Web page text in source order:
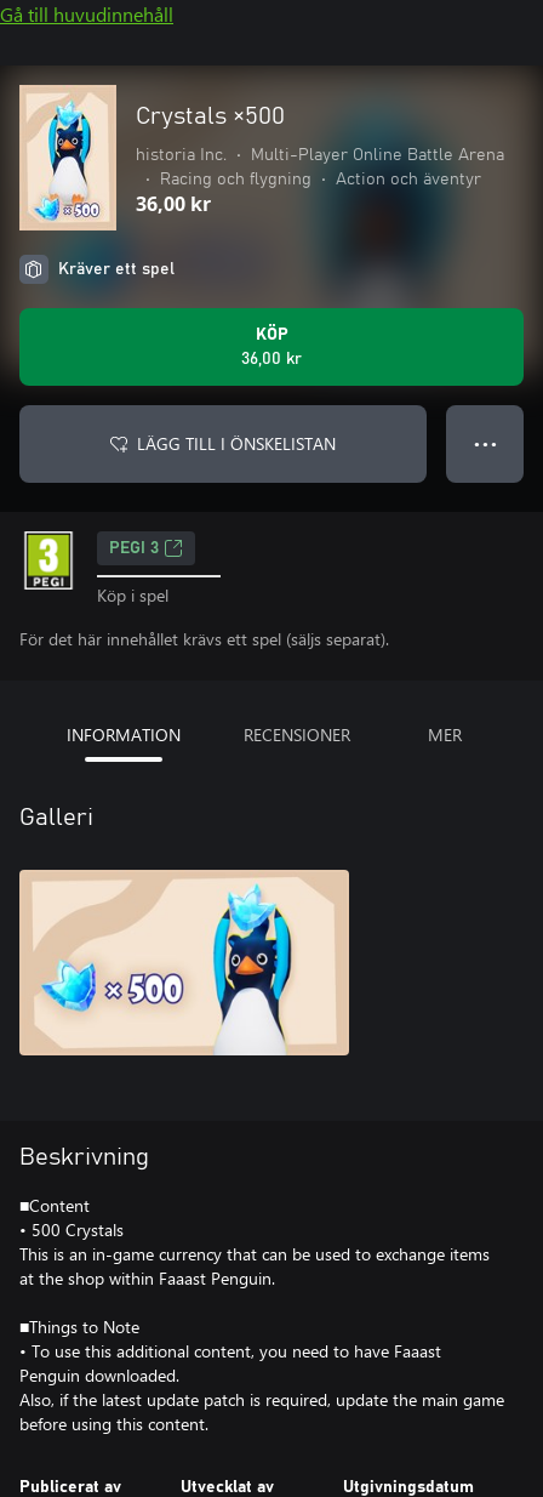
Gå till huvudinnehåll
Crystals ×500
historia Inc. •
Multi-Player Online Battle Arena
•
Racing och flygning • Action och äventyr
36,00 kr
Kräver ett spel
KÖP
36,00 kr
LÄGG TILL I ÖNSKELISTAN ● ● ●
PEGI 3
Köp i spel
För det här innehållet krävs ett spel (säljs separat).
INFORMATION RECENSIONER MER
Galleri
Beskrivning
■Content
• 500 Crystals
This is an in-game currency that can be used to exchange items
at the shop within Faaast Penguin.
■Things to Note
• To use this additional content, you need to have Faaast
Penguin downloaded.
Also, if the latest update patch is required, update the main game
before using this content.
Publicerat av Utvecklat av Utgivningsdatum